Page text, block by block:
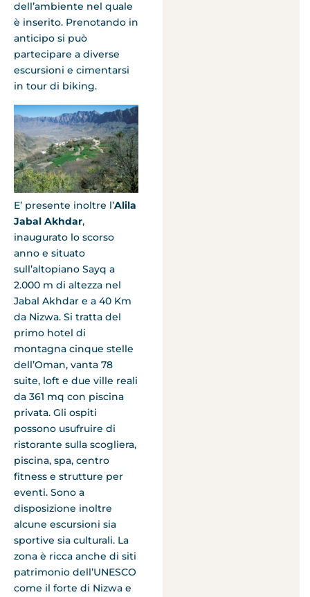
dell’ambiente nel quale
è inserito. Prenotando in
anticipo si può
partecipare a diverse
escursioni e cimentarsi
in tour di biking.
E’ presente inoltre l’Alila
Jabal Akhdar,
inaugurato lo scorso
anno e situato
sull’altopiano Sayq a
2.000 m di altezza nel
Jabal Akhdar e a 40 Km
da Nizwa. Si tratta del
primo hotel di
montagna cinque stelle
dell’Oman, vanta 78
suite, loft e due ville reali
da 361 mq con piscina
privata. Gli ospiti
possono usufruire di
ristorante sulla scogliera,
piscina, spa, centro
fitness e strutture per
eventi. Sono a
disposizione inoltre
alcune escursioni sia
sportive sia culturali. La
zona è ricca anche di siti
patrimonio dell’UNESCO
come il forte di Nizwa e